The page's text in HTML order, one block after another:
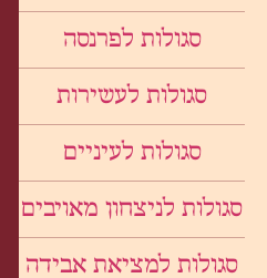
סגולות לפרנסה
סגולות לעשירות
סגולות לעיניים
סגולות לניצחון מאויבים
סגולות למציאת אבידה